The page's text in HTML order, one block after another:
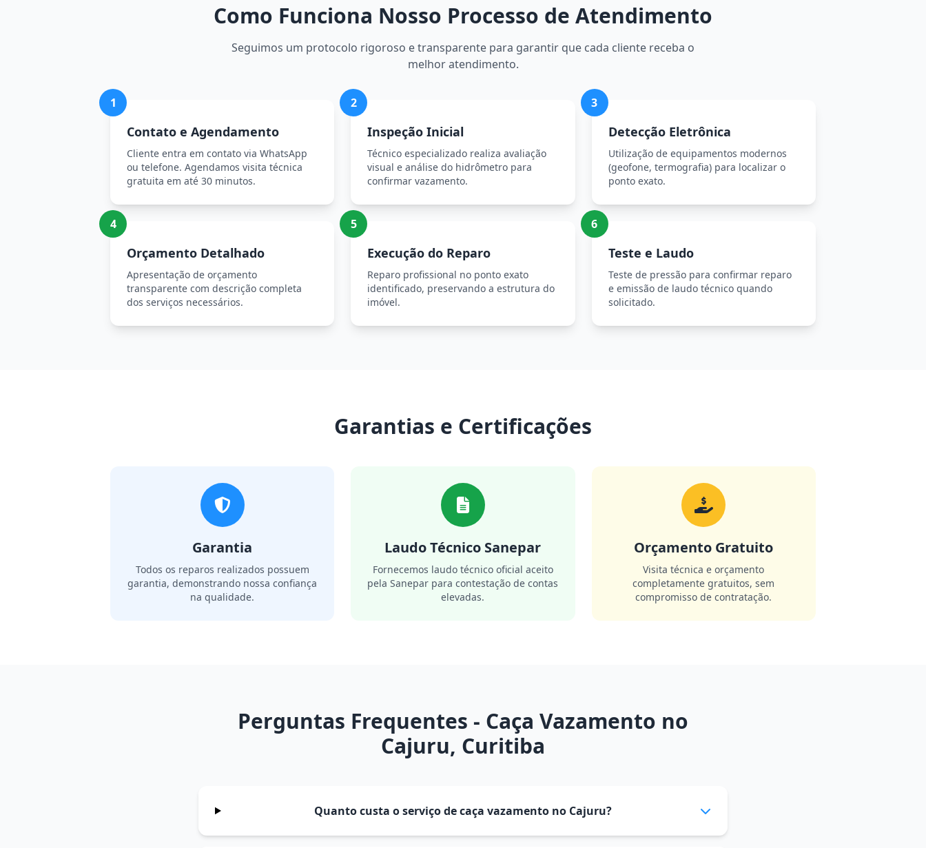
Como Funciona Nosso Processo de Atendimento
Seguimos um protocolo rigoroso e transparente para garantir que cada cliente receba o
melhor atendimento.
1
Contato e Agendamento
Cliente entra em contato via WhatsApp
ou telefone. Agendamos visita técnica
gratuita em até 30 minutos.
2
Inspeção Inicial
Técnico especializado realiza avaliação
visual e análise do hidrômetro para
confirmar vazamento.
3
Detecção Eletrônica
Utilização de equipamentos modernos
(geofone, termografia) para localizar o
ponto exato.
4
Orçamento Detalhado
Apresentação de orçamento
transparente com descrição completa
dos serviços necessários.
5
Execução do Reparo
Reparo profissional no ponto exato
identificado, preservando a estrutura do
imóvel.
6
Teste e Laudo
Teste de pressão para confirmar reparo
e emissão de laudo técnico quando
solicitado.
Garantias e Certificações
Garantia
Todos os reparos realizados possuem
garantia, demonstrando nossa confiança
na qualidade.
Laudo Técnico Sanepar
Fornecemos laudo técnico oficial aceito
pela Sanepar para contestação de contas
elevadas.
Orçamento Gratuito
Visita técnica e orçamento
completamente gratuitos, sem
compromisso de contratação.
Perguntas Frequentes - Caça Vazamento no
Cajuru, Curitiba
Quanto custa o serviço de caça vazamento no Cajuru?